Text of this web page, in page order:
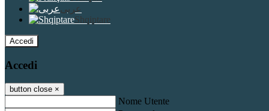
عربى
Shqiptare
Accedi
Accedi
button close ×
Nome Utente